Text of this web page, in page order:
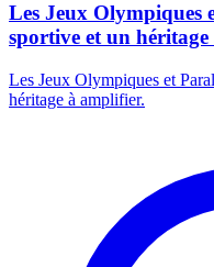
Les Jeux Olympiques
sportive et un
Les Jeux Olympiques et
héritage à amplifier.